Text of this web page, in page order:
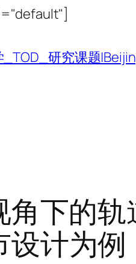
内
容
_TOD_研究课题
角下的
设计为例